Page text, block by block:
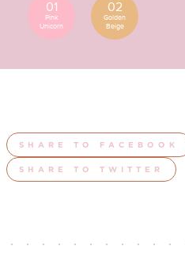
01
Pink
Unicorn
02
Golden
Beige
SHARE TO FACEBOOK
SHARE TO TWITTER